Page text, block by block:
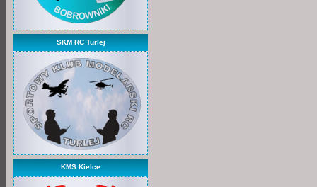
SKM RC Turlej
KMS Kielce